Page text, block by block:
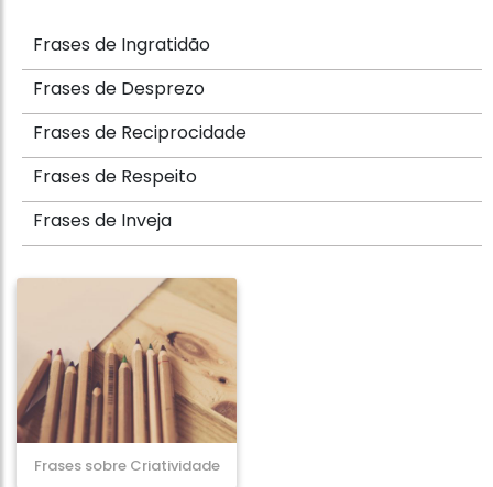
Frases de Ingratidão
Frases de Desprezo
Frases de Reciprocidade
Frases de Respeito
Frases de Inveja
Frases sobre Criatividade